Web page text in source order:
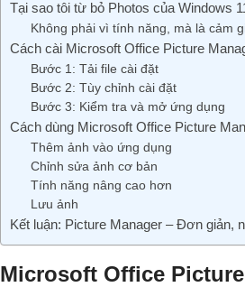
Tại sao tôi từ bỏ Photos của Windows
Không phải vì tính năng, mà là cảm
Cách cài Microsoft Office Picture
Bước 1: Tải file cài đặt
Bước 2: Tùy chỉnh cài đặt
Bước 3: Kiểm tra và mở ứng dụng
Cách dùng Microsoft Office Picture
Thêm ảnh vào ứng dụng
Chỉnh sửa ảnh cơ bản
Tính năng nâng cao hơn
Lưu ảnh
Kết luận: Picture Manager – Đơn giản,
Microsoft Office